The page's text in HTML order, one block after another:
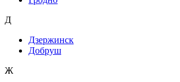
Д
Дзержинск
Добруш
Ж